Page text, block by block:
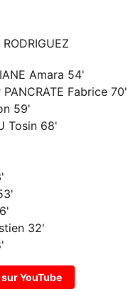
Amara 54'
Fabrice 70'
59'
Tosin 68'
32'
YouTube